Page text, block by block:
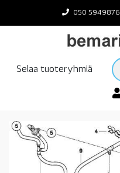
content
050 5949876
Selaa tuoteryhmiä